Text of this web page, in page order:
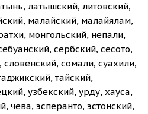
латышский, литовский,
малайский, малайялам,
монгольский, непали,
сербский, сесото,
словенский, сомали, суахили,
тайский,
узбекский, урду, хауса,
чева, эсперанто, эстонский,